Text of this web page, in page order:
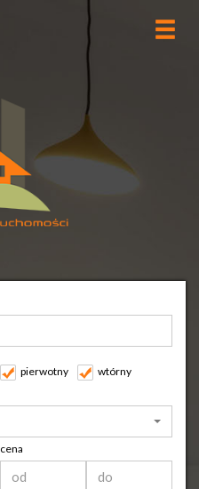
pierwotny
wtórny
cena